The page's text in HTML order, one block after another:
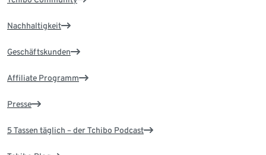
Nachhaltigkeit
Geschäftskunden
Affiliate Programm
Presse
5 Tassen täglich – der Tchibo Podcast